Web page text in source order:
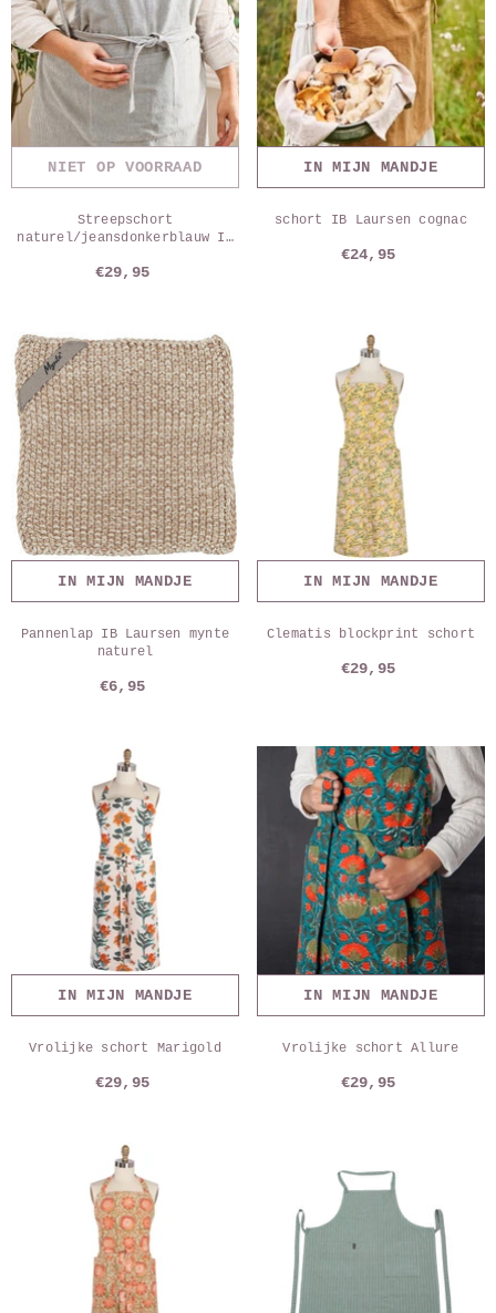
NIET OP VOORRAAD
Streepschort
naturel/jeansdonkerblauw IB
€29,95
IN MIJN MANDJE
schort IB Laursen cognac
€24,95
IN MIJN MANDJE
Pannenlap IB Laursen mynte
naturel
€6,95
IN MIJN MANDJE
Clematis blockprint schort
€29,95
IN MIJN MANDJE
Vrolijke schort Marigold
€29,95
IN MIJN MANDJE
Vrolijke schort Allure
€29,95